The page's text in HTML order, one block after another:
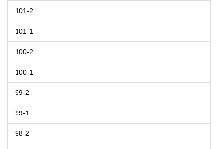
101-2
101-1
100-2
100-1
99-2
99-1
98-2